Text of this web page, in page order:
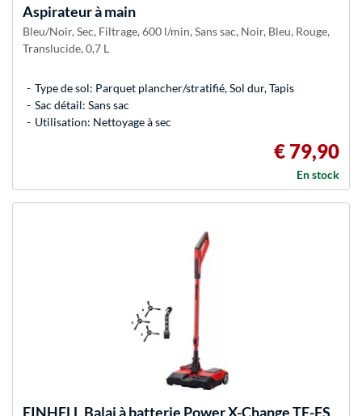
Aspirateur à main
Bleu/Noir, Sec, Filtrage, 600 l/min, Sans sac, Noir, Bleu, Rouge,
Translucide, 0,7 L
Type de sol: Parquet plancher/stratifié, Sol dur, Tapis
Sac détail: Sans sac
Utilisation: Nettoyage à sec
€ 79,90
En stock
EINHELL Balai à batterie Power X-Change TE-FS